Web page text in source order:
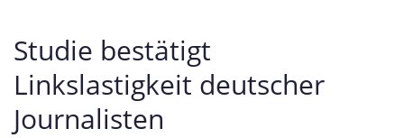
Studie bestätigt
Linkslastigkeit deutscher
Journalisten